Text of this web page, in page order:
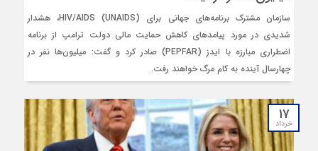
سازمان مشترک برنامه‌های جهانی برای HIV/AIDS (UNAIDS)، هشدار
شدیدی در مورد پیامدهای کاهش حمایت مالی دولت ترامپ از برنامه
اضطراری مبارزه با ایدز (PEPFAR) صادر کرد و گفت: میلیون‌ها نفر در
چهارسال آینده به کام مرگ خواهند رفت.
۱۷
خرداد